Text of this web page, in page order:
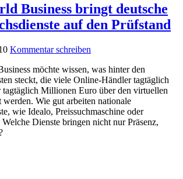
Business bringt deutsche
auf den Prüfstand
Kommentar schreiben
möchte wissen, was hinter den
steckt, die viele Online-Händler tagtäglich
tagtäglich Millionen Euro über den virtuellen
werden. Wie gut arbeiten nationale
wie Idealo, Preissuchmaschine oder
Dienste bringen nicht nur Präsenz,